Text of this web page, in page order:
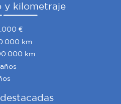
y kilometraje
€
km
km